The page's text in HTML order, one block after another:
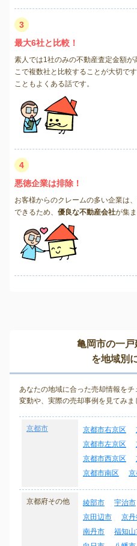
3
最大6社と比較！
素人では1社のみの不動産査定金額
こで複数社と比較することが大切で
こともよくある話です。
4
悪徳企業は排除！
お客様からのクレームの多い企業は
できるため、 優良な不動産会社が集
亀岡市の一
を地域別
あなたの地域に合った売却情報を
変動や、実際の売却事例を見てみま
京都市 京都市右京区
京都市左京区
京都市西京区
京都市南区
京
京都府その他 綾部市 宇治市
京田辺市
京
南丹市
福知